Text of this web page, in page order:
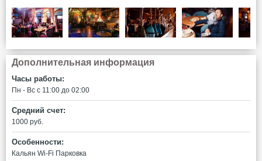
Дополнительная информация
Часы работы:
Пн - Вс c 11:00 до 02:00
Средний счет:
1000 руб.
Особенности:
Кальян Wi-Fi Парковка